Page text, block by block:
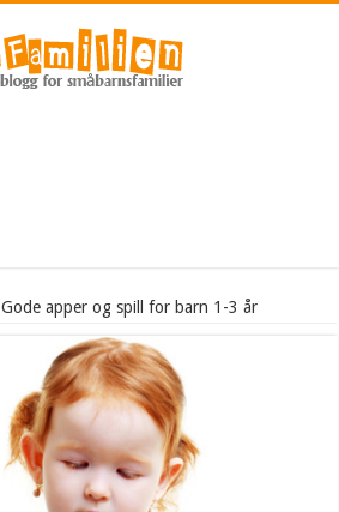
Gode apper og spill for barn 1-3 år